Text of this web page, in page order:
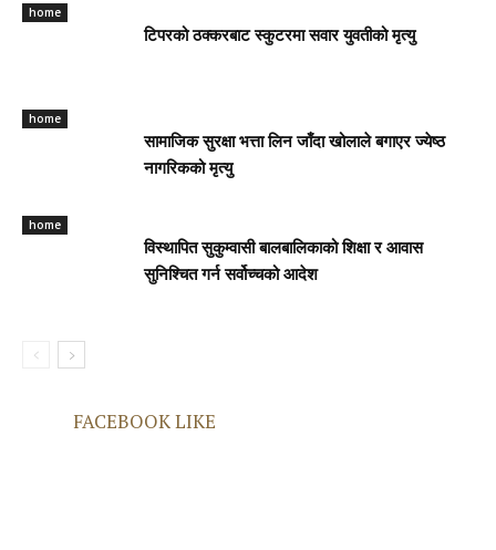
home
टिपरको ठक्करबाट स्कुटरमा सवार युवतीको मृत्यु
home
सामाजिक सुरक्षा भत्ता लिन जाँदा खोलाले बगाएर ज्येष्ठ
नागरिकको मृत्यु
home
विस्थापित सुकुम्वासी बालबालिकाको शिक्षा र आवास
सुनिश्चित गर्न सर्वोच्चको आदेश
FACEBOOK LIKE